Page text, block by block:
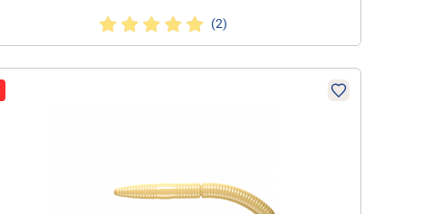
(2)